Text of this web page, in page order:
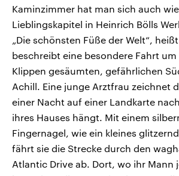
Kaminzimmer hat man sich auch
Lieblingskapitel in Heinrich Bölls
„Die schönsten Füße der Welt“,
beschreibt eine besondere Fahrt
Klippen gesäumten, gefährlichen
Achill. Eine junge Arztfrau zeichnet
einer Nacht auf einer Landkarte
ihres Hauses hängt. Mit einem
Fingernagel, wie ein kleines
fährt sie die Strecke durch den
Atlantic Drive ab. Dort, wo ihr Mann